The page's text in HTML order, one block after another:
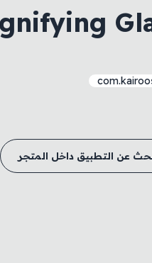
عن التطبيق داخل المتجر